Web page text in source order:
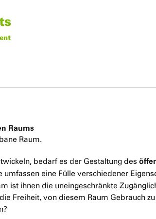
Raums
Raum.
bedarf es der Gestaltung des
umfassen eine Fülle verschiedener
ist ihnen die uneingeschränkte
Freiheit, von diesem Raum Gebrauch